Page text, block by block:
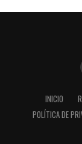
INICIO
POLÍTICA DE